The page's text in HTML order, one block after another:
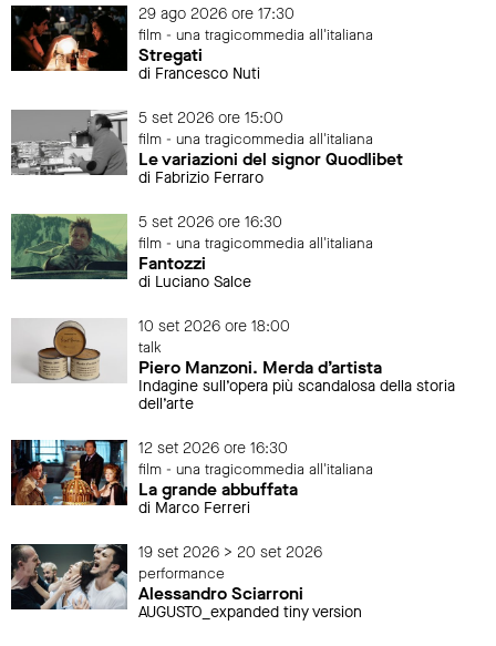
29 ago 2026 ore 17:30
film - una tragicommedia all'italiana
Stregati
di Francesco Nuti
5 set 2026 ore 15:00
film - una tragicommedia all'italiana
Le variazioni del signor Quodlibet
di Fabrizio Ferraro
5 set 2026 ore 16:30
film - una tragicommedia all'italiana
Fantozzi
di Luciano Salce
10 set 2026 ore 18:00
talk
Piero Manzoni. Merda d’artista
Indagine sull’opera più scandalosa della storia
dell’arte
12 set 2026 ore 16:30
film - una tragicommedia all'italiana
La grande abbuffata
di Marco Ferreri
19 set 2026 > 20 set 2026
performance
Alessandro Sciarroni
AUGUSTO_expanded tiny version